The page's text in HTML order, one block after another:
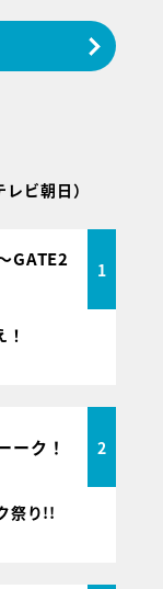
レビ朝日）
GATE2
1
ーク！ 2
祭り!!